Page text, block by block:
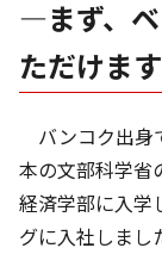
―まず、
ただけま
バンコク出身
本の文部科学省
経済学部に入学
グに入社しまし